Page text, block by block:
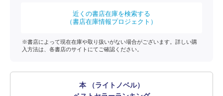
近くの書店在庫を検索する
（書店在庫情報プロジェクト）
※書店によって現在在庫や取り扱いがない場合がございます。詳しい購
入方法は、各書店のサイトにてご確認ください。
本 （ライトノベル）